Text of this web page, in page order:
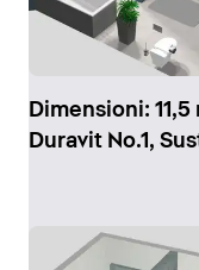
Dimensioni: 11,5
Duravit No.1,